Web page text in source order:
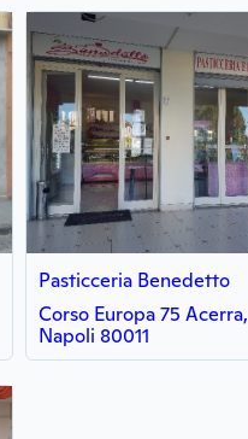
Pasticceria Benedetto
Corso Europa 75 Acerra,
Napoli 80011